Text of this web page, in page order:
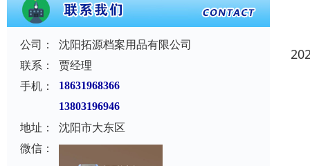
公司：
沈阳拓源档案用品有限公司
联系：
贾经理
手机：
18631968366
13803196946
地址：
沈阳市大东区
微信：